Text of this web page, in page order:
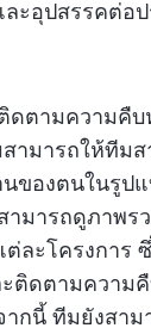
ะอุปสรรคต่อ
ดตามความคืบ
ามารถให้ทีมส
ของตนในรูป
ามารถดูภาพร
ละโครงการ
ะติดตามความ
กนี้ ทีมยังสาม